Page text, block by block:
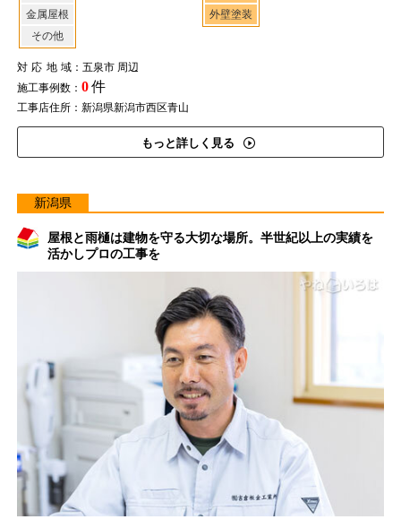
金属屋根
その他
外壁塗装
対応地域：五泉市 周辺
施工事例数： 0件
工事店住所：新潟県新潟市西区青山
もっと詳しく見る
新潟県
屋根と雨樋は建物を守る大切な場所。半世紀以上の実績を
活かしプロの工事を